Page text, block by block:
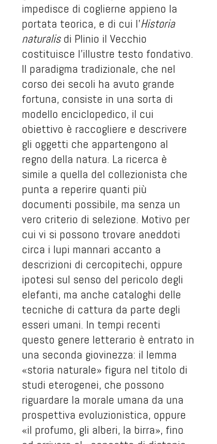
impedisce di coglierne appieno la
portata teorica, e di cui l’Historia
naturalisdi Plinio il Vecchio
costituisce l’illustre testo fondativo.
Il paradigma tradizionale, che nel
corso dei secoli ha avuto grande
fortuna, consiste in una sorta di
modello enciclopedico, il cui
obiettivo è raccogliere e descrivere
gli oggetti che appartengono al
regno della natura. La ricerca è
simile a quella del collezionista che
punta a reperire quanti più
documenti possibile, ma senza un
vero criterio di selezione. Motivo per
cui vi si possono trovare aneddoti
circa i lupi mannari accanto a
descrizioni di cercopitechi, oppure
ipotesi sul senso del pericolo degli
elefanti, ma anche cataloghi delle
tecniche di cattura da parte degli
esseri umani. In tempi recenti
questo genere letterario è entrato in
una seconda giovinezza: il lemma
«storia naturale» figura nel titolo di
studi eterogenei, che possono
riguardare la morale umana da una
prospettiva evoluzionistica, oppure
«il profumo, gli alberi, la birra», fino